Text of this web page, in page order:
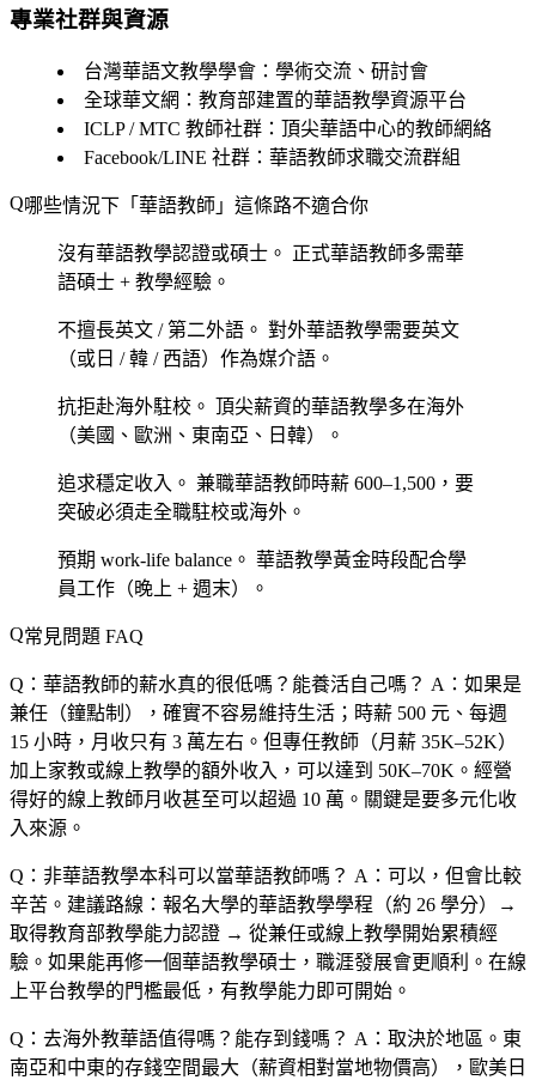
專業社群與資源
台灣華語文教學學會 ：學術交流、研討會
全球華文網 ：教育部建置的華語教學資源平台
ICLP / MTC 教師社群 ：頂尖華語中心的教師網絡
Facebook/LINE 社群 ：華語教師求職交流群組
哪些情況下「華語教師」這條路不適合你
沒有華語教學認證或碩士。 正式華語教師多需華
語碩士 + 教學經驗。
不擅長英文 / 第二外語。 對外華語教學需要英文
（或日 / 韓 / 西語）作為媒介語。
抗拒赴海外駐校。 頂尖薪資的華語教學多在海外
（美國、歐洲、東南亞、日韓）。
追求穩定收入。 兼職華語教師時薪 600–1,500，要
突破必須走全職駐校或海外。
預期 work-life balance。 華語教學黃金時段配合學
員工作（晚上 + 週末）。
常見問題 FAQ
Q：華語教師的薪水真的很低嗎？能養活自己嗎？ A：如果是
兼任（鐘點制），確實不容易維持生活；時薪 500 元、每週
15 小時，月收只有 3 萬左右。但專任教師（月薪 35K–52K）
加上家教或線上教學的額外收入，可以達到 50K–70K。經營
得好的線上教師月收甚至可以超過 10 萬。關鍵是要多元化收
入來源。
Q：非華語教學本科可以當華語教師嗎？ A：可以，但會比較
辛苦。建議路線：報名大學的華語教學學程（約 26 學分）→
取得教育部教學能力認證 → 從兼任或線上教學開始累積經
驗。如果能再修一個華語教學碩士，職涯發展會更順利。在線
上平台教學的門檻最低，有教學能力即可開始。
Q：去海外教華語值得嗎？能存到錢嗎？ A：取決於地區。東
南亞和中東的存錢空間最大（薪資相對當地物價高），歐美日